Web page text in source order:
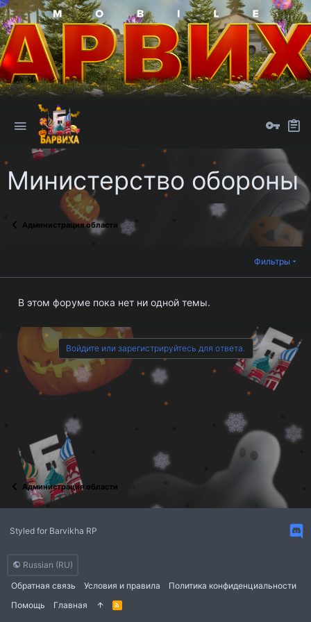
Министерство обороны
Администрация области
Фильтры
В этом форуме пока нет ни одной темы.
Войдите или зарегистрируйтесь для ответа.
Администрация области
Russian (RU)
Обратная связь
Условия и правила
Политика конфиденциальности
Помощь
Главная
R
Styled for Barvikha RP